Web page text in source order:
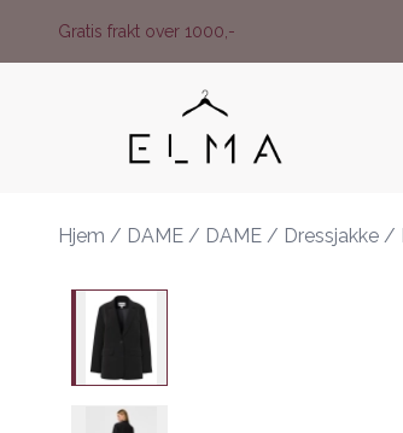
Gratis frakt over 1000,-
Hjem / DAME / DAME / Dressjakke /